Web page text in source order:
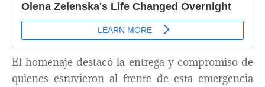
El homenaje destacó la entrega y compromiso de
quienes estuvieron al frente de esta emergencia